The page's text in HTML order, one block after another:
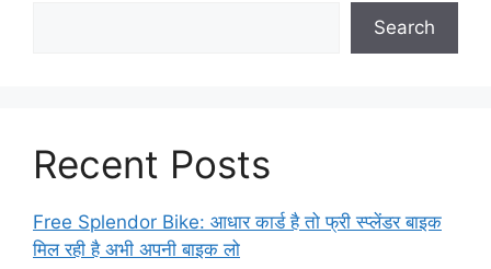
Search
Recent Posts
Free Splendor Bike: आधार कार्ड है तो फ्री स्प्लेंडर बाइक
मिल रही है अभी अपनी बाइक लो